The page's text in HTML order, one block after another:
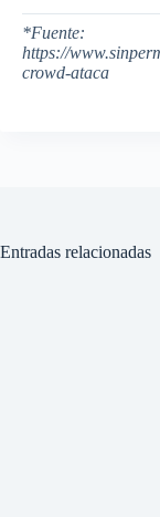
*Fuente:
https://
crowd-ataca
Entradas relacionadas